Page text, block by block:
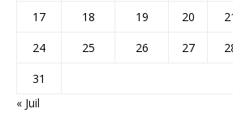
17
18 19 20
24
25 26 27
31
« Juil